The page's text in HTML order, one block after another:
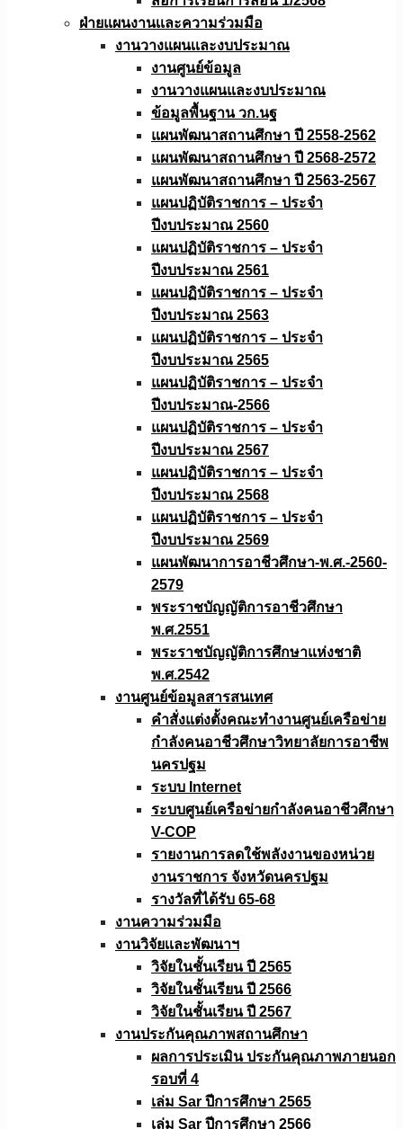
ฝ่ายแผนงานเเละความร่วมมือ
งานวางแผนเเละงบประมาณ
งานศูนย์ข้อมูล
งานวางแผนและงบประมาณ
ข้อมูลพื้นฐาน วก.นฐ
แผนพัฒนาสถานศึกษา ปี 2558-2562
แผนพัฒนาสถานศึกษา ปี 2568-2572
แผนพัฒนาสถานศึกษา ปี 2563-2567
แผนปฏิบัติราชการ – ประจำ
ปีงบประมาณ 2560
แผนปฏิบัติราชการ – ประจำ
ปีงบประมาณ 2561
แผนปฏิบัติราชการ – ประจำ
ปีงบประมาณ 2563
แผนปฏิบัติราชการ – ประจำ
ปีงบประมาณ 2565
แผนปฏิบัติราชการ – ประจำ
ปีงบประมาณ-2566
แผนปฏิบัติราชการ – ประจำ
ปีงบประมาณ 2567
แผนปฏิบัติราชการ – ประจำ
ปีงบประมาณ 2568
แผนปฏิบัติราชการ – ประจำ
ปีงบประมาณ 2569
แผนพัฒนาการอาชีวศึกษา-พ.ศ.-2560-
2579
พระราชบัญญัติการอาชีวศึกษา
พ.ศ.2551
พระราชบัญญัติการศึกษาแห่งชาติ
พ.ศ.2542
งานศูนย์ข้อมูลสารสนเทศ
คำสั่งแต่งตั้งคณะทำงานศูนย์เครือข่าย
กำลังคนอาชีวศึกษาวิทยาลัยการอาชีพ
นครปฐม
ระบบ Internet
ระบบศูนย์เครือข่ายกำลังคนอาชีวศึกษา
V-COP
รายงานการลดใช้พลังงานของหน่วย
งานราชการ จังหวัดนครปฐม
รางวัลที่ได้รับ 65-68
งานความร่วมมือ
งานวิจัยเเละพัฒนาฯ
วิจัยในชั้นเรียน ปี 2565
วิจัยในชั้นเรียน ปี 2566
วิจัยในชั้นเรียน ปี 2567
งานประกันคุณภาพสถานศึกษา
ผลการประเมิน ประกันคุณภาพภายนอก
รอบที่ 4
เล่ม Sar ปีการศึกษา 2565
เล่ม Sar ปีการศึกษา 2566